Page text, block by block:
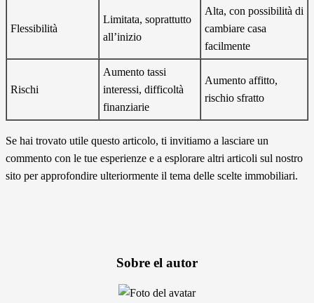
Flessibilità
Limitata, soprattutto
all’inizio
Alta, con possibilità di
cambiare casa
facilmente
Rischi
Aumento tassi
interessi, difficoltà
finanziarie
Aumento affitto,
rischio sfratto
Se hai trovato utile questo articolo, ti invitiamo a lasciare un
commento con le tue esperienze e a esplorare altri articoli sul nostro
sito per approfondire ulteriormente il tema delle scelte immobiliari.
Sobre el autor